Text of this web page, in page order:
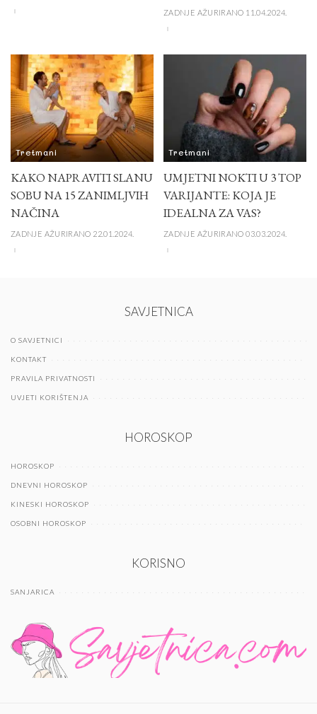
ZADNJE AŽURIRANO 11.04.2024.
Tretmani
KAKO NAPRAVITI SLANU
SOBU NA 15 ZANIMLJVIH
NAČINA
ZADNJE AŽURIRANO 22.01.2024.
Tretmani
UMJETNI NOKTI U 3 TOP
VARIJANTE: KOJA JE
IDEALNA ZA VAS?
ZADNJE AŽURIRANO 03.03.2024.
SAVJETNICA
O SAVJETNICI
KONTAKT
PRAVILA PRIVATNOSTI
UVJETI KORIŠTENJA
HOROSKOP
HOROSKOP
DNEVNI HOROSKOP
KINESKI HOROSKOP
OSOBNI HOROSKOP
KORISNO
SANJARICA